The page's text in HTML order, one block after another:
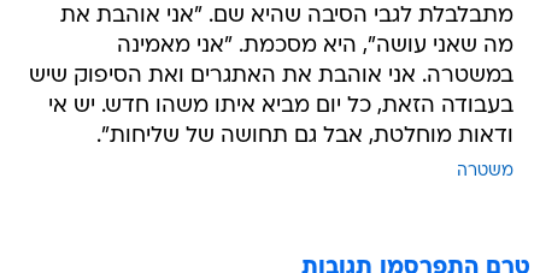
מתבלבלת לגבי הסיבה שהיא שם. "אני אוהבת את
מה שאני עושה", היא מסכמת. "אני מאמינה
במשטרה. אני אוהבת את האתגרים ואת הסיפוק שיש
בעבודה הזאת, כל יום מביא איתו משהו חדש. יש אי
ודאות מוחלטת, אבל גם תחושה של שליחות".
משטרה